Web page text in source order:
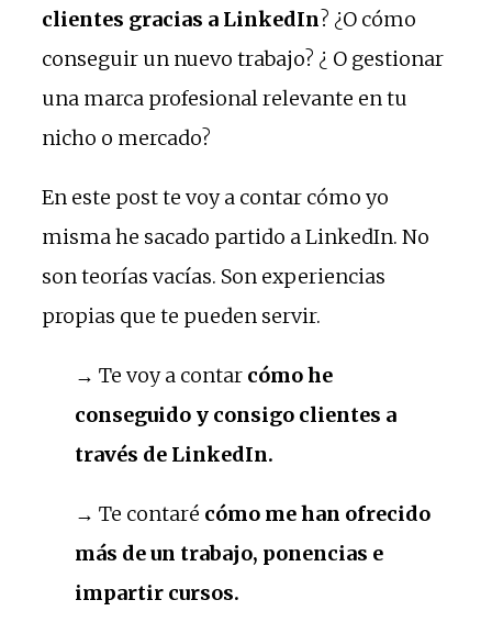
clientes gracias a LinkedIn? ¿O cómo
conseguir un nuevo trabajo? ¿ O gestionar
una marca profesional relevante en tu
nicho o mercado?
En este post te voy a contar cómo yo
misma he sacado partido a LinkedIn. No
son teorías vacías. Son experiencias
propias que te pueden servir.
→ Te voy a contar cómo he
conseguido y consigo clientes a
través de LinkedIn.
→ Te contaré cómo me han ofrecido
más de un trabajo, ponencias e
impartir cursos.